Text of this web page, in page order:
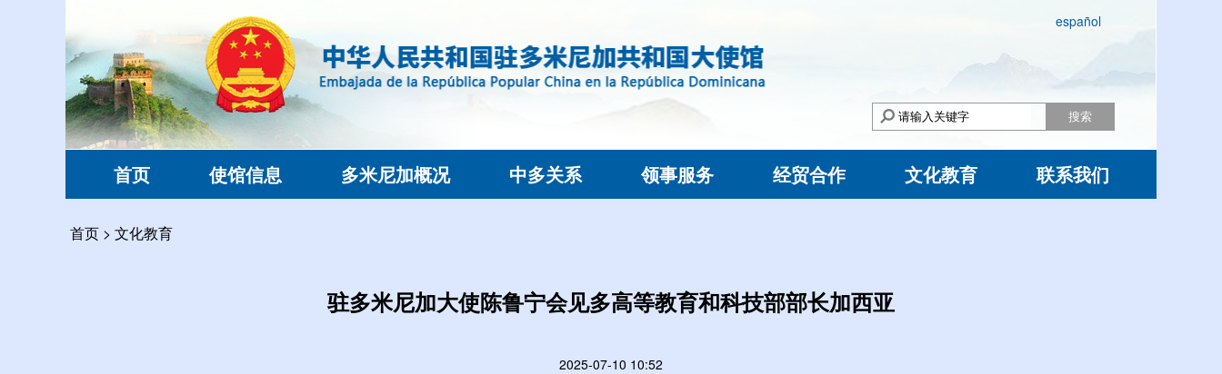
español
搜索
首页 使馆信息 多米尼加概况 中多关系 领事服务 经贸合作 文化教育 联系我们
首页 > 文化教育
驻多米尼加大使陈鲁宁会见多高等教育和科技部部长加西亚
2025-07-10 10:52